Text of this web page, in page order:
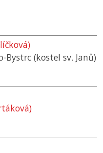
Bystrc (kostel sv. Janů)